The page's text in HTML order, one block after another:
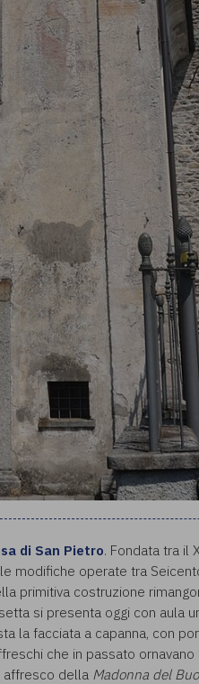
di San Pietro. Fondata tra il
modifiche operate tra
primitiva costruzione
si presenta oggi con aula
la facciata a capanna, con
che in passato ornavano
affresco della Madonna del